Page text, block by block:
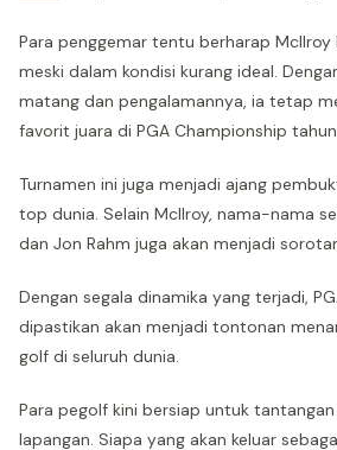
Para penggemar tentu berharap
meski dalam kondisi kurang ideal.
matang dan pengalamannya, ia tetap
favorit juara di PGA Championship
Turnamen ini juga menjadi ajang
top dunia. Selain McIlroy, nama-nama
dan Jon Rahm juga akan menjadi
Dengan segala dinamika yang terjadi,
dipastikan akan menjadi tontonan
golf di seluruh dunia.
Para pegolf kini bersiap untuk
lapangan. Siapa yang akan keluar